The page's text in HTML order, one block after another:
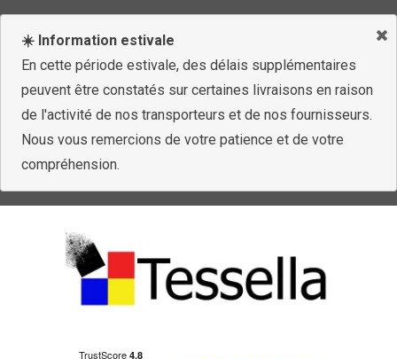
☀️ Information estivale
En cette période estivale, des délais supplémentaires
peuvent être constatés sur certaines livraisons en raison
de l'activité de nos transporteurs et de nos fournisseurs.
Nous vous remercions de votre patience et de votre
compréhension.